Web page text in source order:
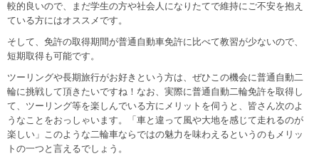
較的良いので、まだ学生の方や社会人になりたてで維持にご不安を抱え
ている方にはオススメです。
そして、免許の取得期間が普通自動車免許に比べて教習が少ないので、
短期取得も可能です。
ツーリングや長期旅行がお好きという方は、ぜひこの機会に普通自動二
輪に挑戦して頂きたいですね！なお、実際に普通自動二輪免許を取得し
て、ツーリング等を楽しんでいる方にメリットを伺うと、皆さん次のよ
うなことをおっしゃいます。「車と違って風や大地を感じて走れるのが
楽しい」このような二輪車ならではの魅力を味わえるというのもメリッ
トの一つと言えるでしょう。